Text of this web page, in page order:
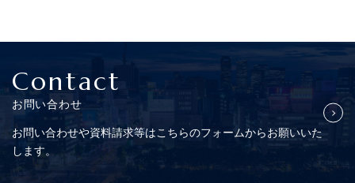
Contact
お問い合わせ
お問い合わせや資料請求等はこちらのフォームからお願いいた
します。